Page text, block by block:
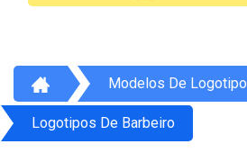
Modelos De Logotipo
Logotipos De Barbeiro